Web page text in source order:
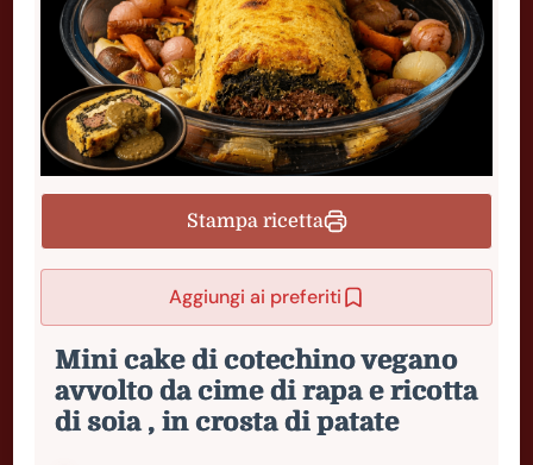
Stampa ricetta
Aggiungi ai preferiti
Mini cake di cotechino vegano
avvolto da cime di rapa e ricotta
di soia , in crosta di patate